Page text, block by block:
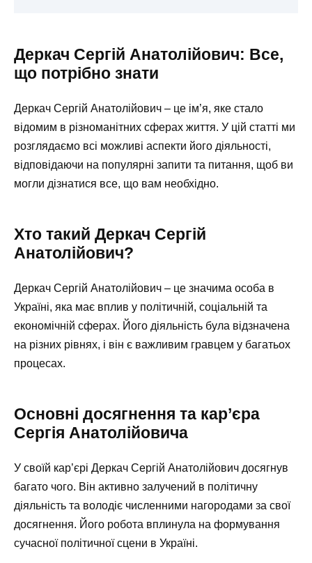
Деркач Сергій Анатолійович: Все,
що потрібно знати
Деркач Сергій Анатолійович – це ім’я, яке стало
відомим в різноманітних сферах життя. У цій статті ми
розглядаємо всі можливі аспекти його діяльності,
відповідаючи на популярні запити та питання, щоб ви
могли дізнатися все, що вам необхідно.
Хто такий Деркач Сергій
Анатолійович?
Деркач Сергій Анатолійович – це значима особа в
Україні, яка має вплив у політичній, соціальній та
економічній сферах. Його діяльність була відзначена
на різних рівнях, і він є важливим гравцем у багатьох
процесах.
Основні досягнення та кар’єра
Сергія Анатолійовича
У своїй кар’єрі Деркач Сергій Анатолійович досягнув
багато чого. Він активно залучений в політичну
діяльність та володіє численними нагородами за свої
досягнення. Його робота вплинула на формування
сучасної політичної сцени в Україні.